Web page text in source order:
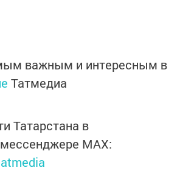
важным и интересным в
Татмедиа
Татарстана в
MАХ: